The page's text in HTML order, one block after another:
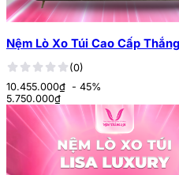
Nệm Lò Xo Túi Cao Cấp
(0)
10.455.000₫ - 45%
5.750.000₫